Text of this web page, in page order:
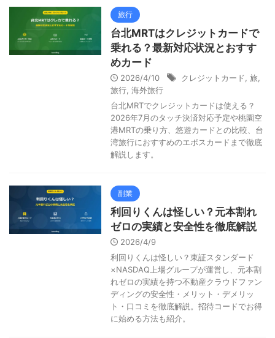
旅行
台北MRTはクレジットカードで
乗れる？最新対応状況とおすす
めカード
2026/4/10 クレジットカード 旅
旅行 海外旅行
台北MRTでクレジットカードは使える？
2026年7月のタッチ決済対応予定や桃園空
港MRTの乗り方、悠遊カードとの比較、台
湾旅行におすすめのエポスカードまで徹底
解説します。
副業
利回りくんは怪しい？元本割れ
ゼロの実績と安全性を徹底解説
2026/4/9
利回りくんは怪しい？東証スタンダード
×NASDAQ上場グループが運営し、元本割
れゼロの実績を持つ不動産クラウドファン
ディングの安全性・メリット・デメリッ
ト・口コミを徹底解説。招待コードでお得
に始める方法も紹介。